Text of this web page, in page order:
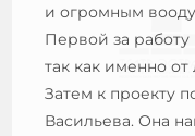
и огромным
Первой за
так как именно
Затем к проекту
Васильева. Она